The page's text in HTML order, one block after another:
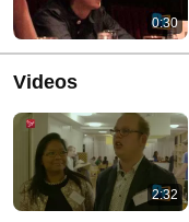
0:30
Videos
2:32